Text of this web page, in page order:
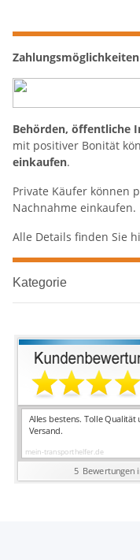
Zahlungsmöglichkeiten
Behörden, öffentliche
mit positiver Bonität
einkaufen.
Private Käufer können
Nachnahme einkaufen.
Alle Details finden Sie
Kategorie